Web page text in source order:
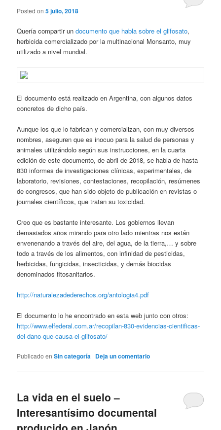
Posted on5 julio, 2018
Quería compartir undocumento que habla sobre el glifosato,
herbicida comercializado por la multinacional Monsanto, muy
utilizado a nivel mundial.
El documento está realizado en Argentina, con algunos datos
concretos de dicho país.
Aunque los que lo fabrican y comercializan, con muy diversos
nombres, aseguren que es inocuo para la salud de personas y
animales utilizándolo según sus instrucciones, en la cuarta
edición de este documento, de abril de 2018, se habla de hasta
830 informes de investigaciones clínicas, experimentales, de
laboratorio, revisiones, contestaciones, recopilación, resúmenes
de congresos, que han sido objeto de publicación en revistas o
journales científicos, que tratan su toxicidad.
Creo que es bastante interesante. Los gobiernos llevan
demasiados años mirando para otro lado mientras nos están
envenenando a través del aire, del agua, de la tierra,… y sobre
todo a través de los alimentos, con infinidad de pesticidas,
herbicidas, fungicidas, insecticidas, y demás biocidas
denominados fitosanitarios.
http://naturalezadederechos.org/antologia4.pdf
El documento lo he encontrado en esta web junto con otros:
http://www.elfederal.com.ar/recopilan-830-evidencias-cientificas-
del-dano-que-causa-el-glifosato/
Publicado en Sin categoría | Deja un comentario
La vida en el suelo –
Interesantísimo documental